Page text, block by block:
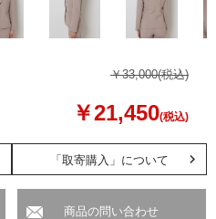
￥33,000(税込)
￥21,450(税込)
「取寄購入」について
商品の問い合わせ